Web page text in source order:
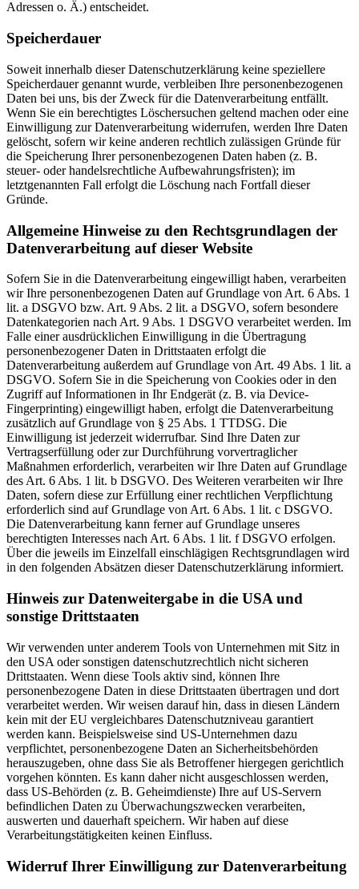
Adressen o. Ä.) entscheidet.
Speicherdauer
Soweit innerhalb dieser Datenschutzerklärung keine speziellere
Speicherdauer genannt wurde, verbleiben Ihre personenbezogenen
Daten bei uns, bis der Zweck für die Datenverarbeitung entfällt.
Wenn Sie ein berechtigtes Löschersuchen geltend machen oder eine
Einwilligung zur Datenverarbeitung widerrufen, werden Ihre Daten
gelöscht, sofern wir keine anderen rechtlich zulässigen Gründe für
die Speicherung Ihrer personenbezogenen Daten haben (z. B.
steuer- oder handelsrechtliche Aufbewahrungsfristen); im
letztgenannten Fall erfolgt die Löschung nach Fortfall dieser
Gründe.
Allgemeine Hinweise zu den Rechtsgrundlagen der
Datenverarbeitung auf dieser Website
Sofern Sie in die Datenverarbeitung eingewilligt haben, verarbeiten
wir Ihre personenbezogenen Daten auf Grundlage von Art. 6 Abs. 1
lit. a DSGVO bzw. Art. 9 Abs. 2 lit. a DSGVO, sofern besondere
Datenkategorien nach Art. 9 Abs. 1 DSGVO verarbeitet werden. Im
Falle einer ausdrücklichen Einwilligung in die Übertragung
personenbezogener Daten in Drittstaaten erfolgt die
Datenverarbeitung außerdem auf Grundlage von Art. 49 Abs. 1 lit. a
DSGVO. Sofern Sie in die Speicherung von Cookies oder in den
Zugriff auf Informationen in Ihr Endgerät (z. B. via Device-
Fingerprinting) eingewilligt haben, erfolgt die Datenverarbeitung
zusätzlich auf Grundlage von § 25 Abs. 1 TTDSG. Die
Einwilligung ist jederzeit widerrufbar. Sind Ihre Daten zur
Vertragserfüllung oder zur Durchführung vorvertraglicher
Maßnahmen erforderlich, verarbeiten wir Ihre Daten auf Grundlage
des Art. 6 Abs. 1 lit. b DSGVO. Des Weiteren verarbeiten wir Ihre
Daten, sofern diese zur Erfüllung einer rechtlichen Verpflichtung
erforderlich sind auf Grundlage von Art. 6 Abs. 1 lit. c DSGVO.
Die Datenverarbeitung kann ferner auf Grundlage unseres
berechtigten Interesses nach Art. 6 Abs. 1 lit. f DSGVO erfolgen.
Über die jeweils im Einzelfall einschlägigen Rechtsgrundlagen wird
in den folgenden Absätzen dieser Datenschutzerklärung informiert.
Hinweis zur Datenweitergabe in die USA und
sonstige Drittstaaten
Wir verwenden unter anderem Tools von Unternehmen mit Sitz in
den USA oder sonstigen datenschutzrechtlich nicht sicheren
Drittstaaten. Wenn diese Tools aktiv sind, können Ihre
personenbezogene Daten in diese Drittstaaten übertragen und dort
verarbeitet werden. Wir weisen darauf hin, dass in diesen Ländern
kein mit der EU vergleichbares Datenschutzniveau garantiert
werden kann. Beispielsweise sind US-Unternehmen dazu
verpflichtet, personenbezogene Daten an Sicherheitsbehörden
herauszugeben, ohne dass Sie als Betroffener hiergegen gerichtlich
vorgehen könnten. Es kann daher nicht ausgeschlossen werden,
dass US-Behörden (z. B. Geheimdienste) Ihre auf US-Servern
befindlichen Daten zu Überwachungszwecken verarbeiten,
auswerten und dauerhaft speichern. Wir haben auf diese
Verarbeitungstätigkeiten keinen Einfluss.
Widerruf Ihrer Einwilligung zur Datenverarbeitung